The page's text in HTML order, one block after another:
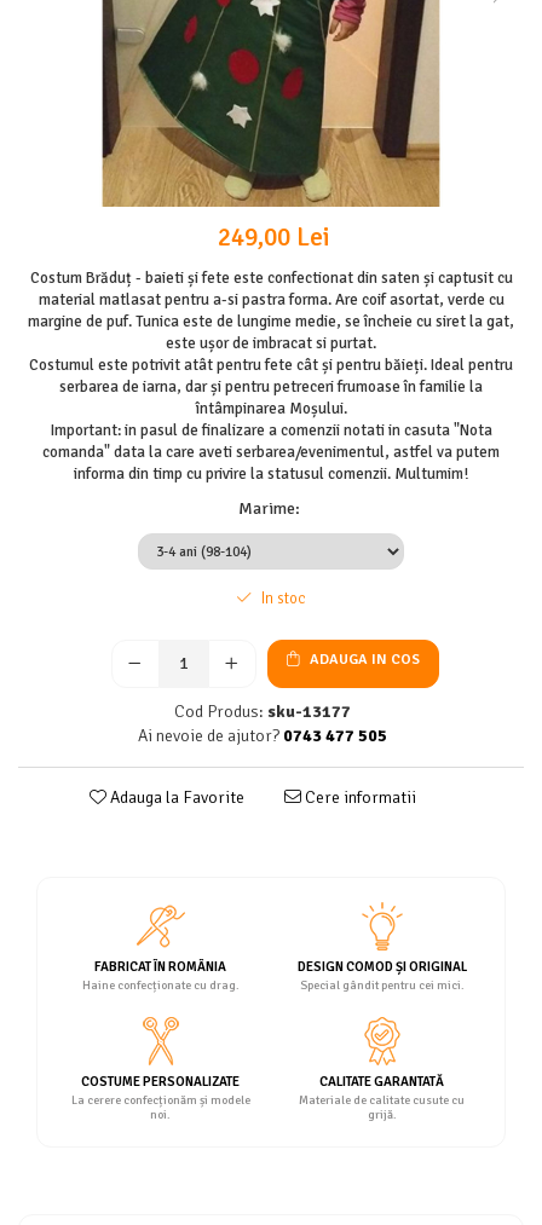
249,00 Lei
Costum Brăduț - baieti și fete este confectionat din saten și captusit cu
material matlasat pentru a-si pastra forma. Are coif asortat, verde cu
margine de puf. Tunica este de lungime medie, se încheie cu siret la gat,
este ușor de imbracat si purtat.
Costumul este potrivit atât pentru fete cât și pentru băieți. Ideal pentru
serbarea de iarna, dar și pentru petreceri frumoase în familie la
întâmpinarea Moșului.
Important: in pasul de finalizare a comenzii notati in casuta "Nota
comanda" data la care aveti serbarea/evenimentul, astfel va putem
informa din timp cu privire la statusul comenzii. Multumim!
Marime:
In stoc
ADAUGA IN COS
Cod Produs: sku-13177
Ai nevoie de ajutor? 0743 477 505
Adauga la Favorite Cere informatii
FABRICAT ÎN ROMÂNIA
Haine confecționate cu drag.
DESIGN COMOD ȘI ORIGINAL
Special gândit pentru cei mici.
COSTUME PERSONALIZATE
La cerere confecționăm și modele
noi.
CALITATE GARANTATĂ
Materiale de calitate cusute cu
grijă.